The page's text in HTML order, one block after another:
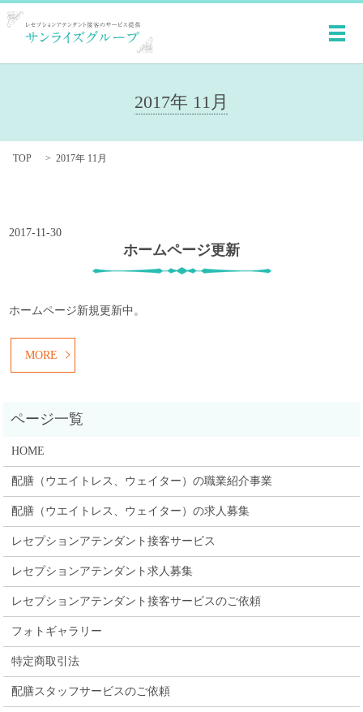
メ
2017年 11月
TOP 2017年 11月
2017-11-30
ホームページ更新
ホームページ新規更新中。
MORE
HOME
配膳（ウエイトレス、ウェイター）の職業紹介事業
配膳（ウエイトレス、ウェイター）の求人募集
レセプションアテンダント接客サービス
レセプションアテンダント求人募集
レセプションアテンダント接客サービスのご依頼
フォトギャラリー
特定商取引法
配膳スタッフサービスのご依頼